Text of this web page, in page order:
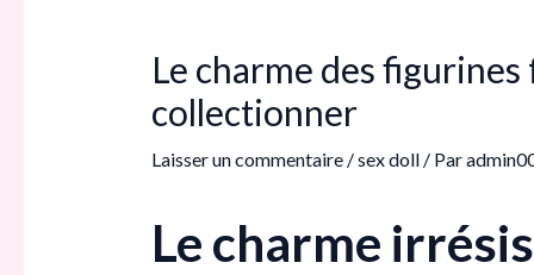
Le charme des
collectionner
Laisser un commentaire /sex doll/ Par
Le charme